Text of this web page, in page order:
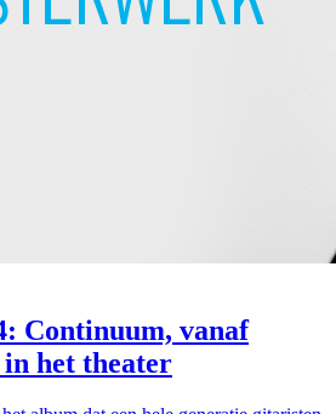
Continuum, vanaf
in het theater